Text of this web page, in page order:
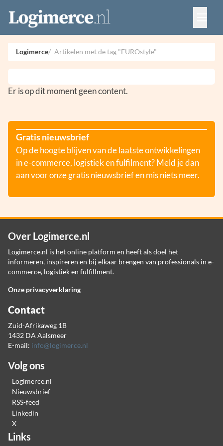
Vacatures
Events
Adverteren
Partners
Logimerce Artikelen met de tag "EUROstyle"
Er is op dit moment geen content.
Gratis nieuwsbrief
Op de hoogte blijven van de laatste ontwikkelingen
in e-commerce, logistiek en fulfilment? Meld je dan
aan voor onze gratis nieuwsbrief en mis niets meer.
Over Logimerce.nl
Logimerce.nl is het online platform en heeft als doel het
informeren, inspireren en bij elkaar brengen van professionals in e-
commerce, logistiek en fulfillment.
Onze privacyverklaring
Contact
Zuid-Afrikaweg 1B
1432 DA Aalsmeer
E-mail: info@logimerce.nl
Volg ons
Logimerce.nl
Nieuwsbrief
RSS-feed
Linkedin
X
Links